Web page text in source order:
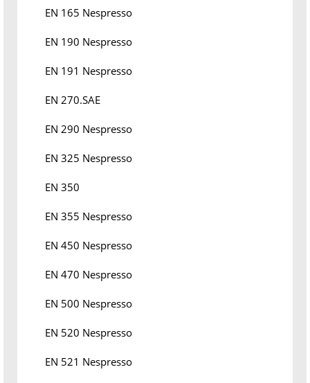
EN 165 Nespresso
EN 190 Nespresso
EN 191 Nespresso
EN 270.SAE
EN 290 Nespresso
EN 325 Nespresso
EN 350
EN 355 Nespresso
EN 450 Nespresso
EN 470 Nespresso
EN 500 Nespresso
EN 520 Nespresso
EN 521 Nespresso